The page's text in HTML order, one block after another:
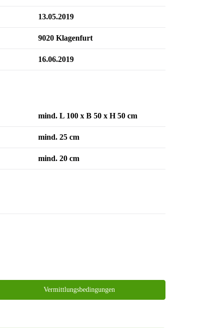
13.05.2019
9020 Klagenfurt
16.06.2019
mind. L 100 x B 50 x H 50 cm
mind. 25 cm
mind. 20 cm
Vermittlungsbedingungen